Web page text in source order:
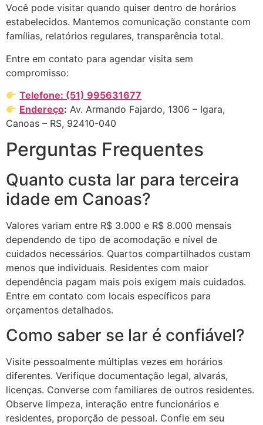
Você pode visitar quando quiser dentro de horários
estabelecidos. Mantemos comunicação constante com
famílias, relatórios regulares, transparência total.
Entre em contato para agendar visita sem
compromisso:
Telefone: (51) 995631677
Endereço: Av. Armando Fajardo, 1306 – Igara,
Canoas – RS, 92410-040
Perguntas Frequentes
Quanto custa lar para terceira
idade em Canoas?
Valores variam entre R$ 3.000 e R$ 8.000 mensais
dependendo de tipo de acomodação e nível de
cuidados necessários. Quartos compartilhados custam
menos que individuais. Residentes com maior
dependência pagam mais pois exigem mais cuidados.
Entre em contato com locais específicos para
orçamentos detalhados.
Como saber se lar é confiável?
Visite pessoalmente múltiplas vezes em horários
diferentes. Verifique documentação legal, alvarás,
licenças. Converse com familiares de outros residentes.
Observe limpeza, interação entre funcionários e
residentes, proporção de pessoal. Confie em seu